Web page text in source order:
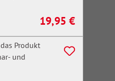
Regulärer Preis:
19,95 €